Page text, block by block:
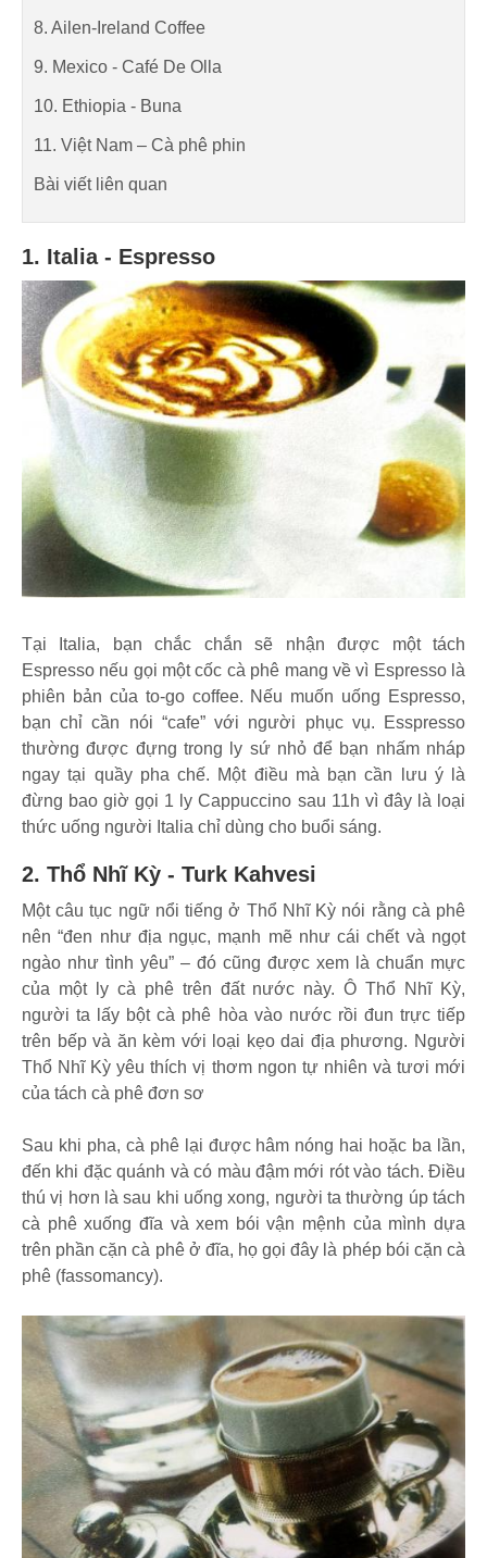
8. Ailen-Ireland Coffee
9. Mexico - Café De Olla
10. Ethiopia - Buna
11. Việt Nam – Cà phê phin
Bài viết liên quan
1. Italia - Espresso
Tại Italia, bạn chắc chắn sẽ nhận được một tách
Espresso nếu gọi một cốc cà phê mang về vì Espresso là
phiên bản của to-go coffee. Nếu muốn uống Espresso,
bạn chỉ cần nói “cafe” với người phục vụ. Esspresso
thường được đựng trong ly sứ nhỏ để bạn nhấm nháp
ngay tại quầy pha chế. Một điều mà bạn cần lưu ý là
đừng bao giờ gọi 1 ly Cappuccino sau 11h vì đây là loại
thức uống người Italia chỉ dùng cho buổi sáng.
2. Thổ Nhĩ Kỳ - Turk Kahvesi
Một câu tục ngữ nổi tiếng ở Thổ Nhĩ Kỳ nói rằng cà phê
nên “đen như địa ngục, mạnh mẽ như cái chết và ngọt
ngào như tình yêu” – đó cũng được xem là chuẩn mực
của một ly cà phê trên đất nước này. Ô Thổ Nhĩ Kỳ,
người ta lấy bột cà phê hòa vào nước rồi đun trực tiếp
trên bếp và ăn kèm với loại kẹo dai địa phương. Người
Thổ Nhĩ Kỳ yêu thích vị thơm ngon tự nhiên và tươi mới
của tách cà phê đơn sơ
Sau khi pha, cà phê lại được hâm nóng hai hoặc ba lần,
đến khi đặc quánh và có màu đậm mới rót vào tách. Điều
thú vị hơn là sau khi uống xong, người ta thường úp tách
cà phê xuống đĩa và xem bói vận mệnh của mình dựa
trên phần cặn cà phê ở đĩa, họ gọi đây là phép bói cặn cà
phê (fassomancy).